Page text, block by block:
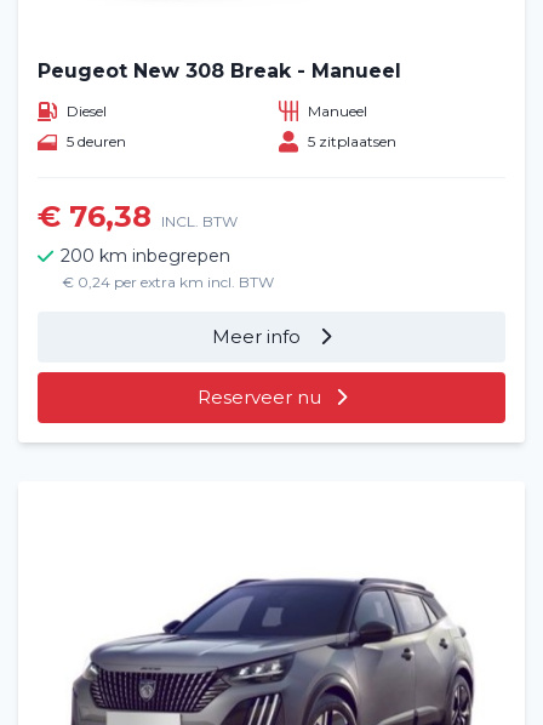
Peugeot New 308 Break - Manueel
Diesel
Manueel
5 deuren
5 zitplaatsen
€ 76,38 INCL. BTW
200 km inbegrepen
€ 0,24 per extra km incl. BTW
Meer info
Reserveer nu